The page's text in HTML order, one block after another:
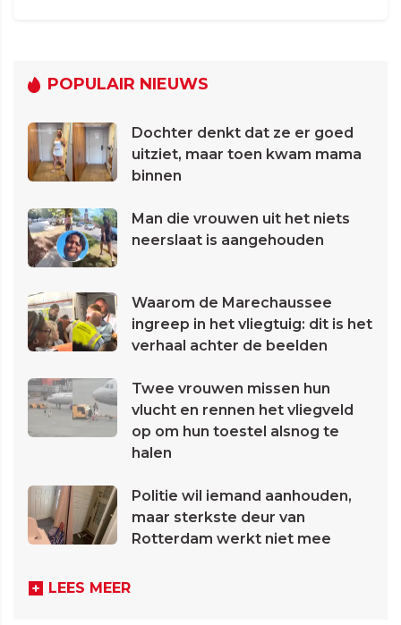
POPULAIR NIEUWS
Dochter denkt dat ze er goed
uitziet, maar toen kwam mama
binnen
Man die vrouwen uit het niets
neerslaat is aangehouden
Waarom de Marechaussee
ingreep in het vliegtuig: dit is het
verhaal achter de beelden
Twee vrouwen missen hun
vlucht en rennen het vliegveld
op om hun toestel alsnog te
halen
Politie wil iemand aanhouden,
maar sterkste deur van
Rotterdam werkt niet mee
LEES MEER